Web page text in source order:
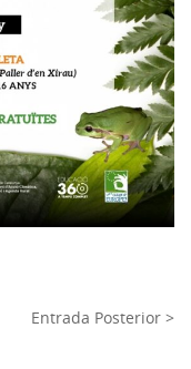
Entrada Posterior >